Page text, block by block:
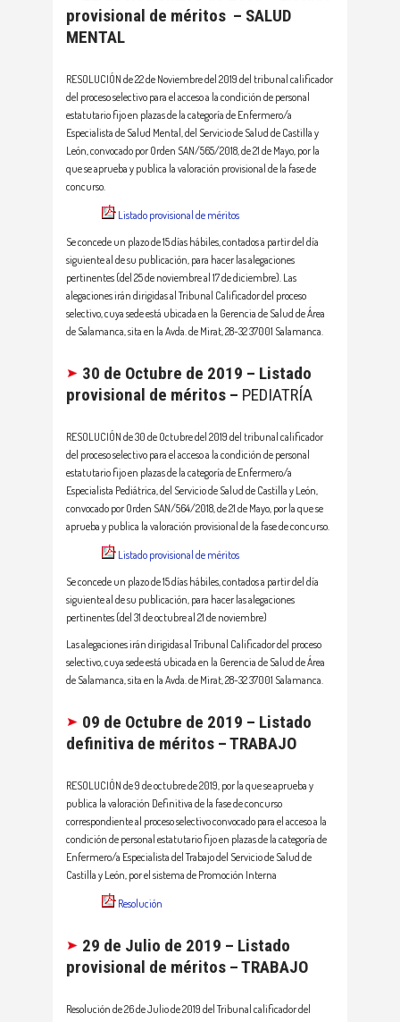
provisional de méritos – SALUD
MENTAL
RESOLUCIÓN de 22 de Noviembre del 2019 del tribunal calificador
del proceso selectivo para el acceso a la condición de personal
estatutario fijo en plazas de la categoría de Enfermero/a
Especialista de Salud Mental, del Servicio de Salud de Castilla y
León, convocado por Orden SAN/565/2018, de 21 de Mayo, por la
que se aprueba y publica la valoración provisional de la fase de
concurso.
Listado provisional de méritos
Se concede un plazo de 15 días hábiles, contados a partir del día
siguiente al de su publicación, para hacer las alegaciones
pertinentes (del 25 de noviembre al 17 de diciembre). Las
alegaciones irán dirigidas al Tribunal Calificador del proceso
selectivo, cuya sede está ubicada en la Gerencia de Salud de Área
de Salamanca, sita en la Avda. de Mirat, 28-32 37001 Salamanca.
30 de Octubre de 2019 – Listado
provisional de méritos – PEDIATRÍA
RESOLUCIÓN de 30 de Octubre del 2019 del tribunal calificador
del proceso selectivo para el acceso a la condición de personal
estatutario fijo en plazas de la categoría de Enfermero/a
Especialista Pediátrica, del Servicio de Salud de Castilla y León,
convocado por Orden SAN/564/2018, de 21 de Mayo, por la que se
aprueba y publica la valoración provisional de la fase de concurso.
Listado provisional de méritos
Se concede un plazo de 15 días hábiles, contados a partir del día
siguiente al de su publicación, para hacer las alegaciones
pertinentes (del 31 de octubre al 21 de noviembre)
Las alegaciones irán dirigidas al Tribunal Calificador del proceso
selectivo, cuya sede está ubicada en la Gerencia de Salud de Área
de Salamanca, sita en la Avda. de Mirat, 28-32 37001 Salamanca.
09 de Octubre de 2019 – Listado
definitiva de méritos – TRABAJO
RESOLUCIÓN de 9 de octubre de 2019, por la que se aprueba y
publica la valoración Definitiva de la fase de concurso
correspondiente al proceso selectivo convocado para el acceso a la
condición de personal estatutario fijo en plazas de la categoría de
Enfermero/a Especialista del Trabajo del Servicio de Salud de
Castilla y León, por el sistema de Promoción Interna
Resolución
29 de Julio de 2019 – Listado
provisional de méritos – TRABAJO
Resolución de 26 de Julio de 2019 del Tribunal calificador del